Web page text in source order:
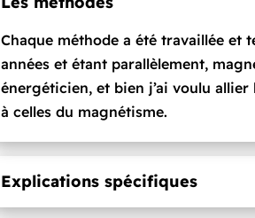
Chaque méthode a été travaillée et
années et étant parallèlement,
énergéticien, et bien j’ai voulu allier
à celles du magnétisme.
Explications spécifiques